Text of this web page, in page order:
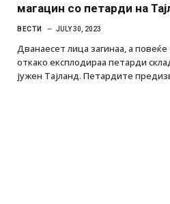
магацин со петарди на
ВЕСТИ JULY 30, 2023
Дванаесет лица загинаа, а
откако експлодираа петарди
јужен Тајланд. Петардите